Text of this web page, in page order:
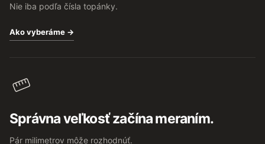
Nie iba podľa čísla topánky.
Ako vyberáme →
Správna veľkosť začína meraním.
Pár milimetrov môže rozhodnúť.